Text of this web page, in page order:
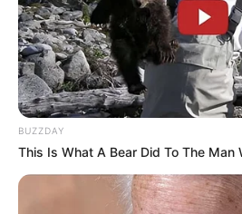
BUZZDAY
This Is What A Bear Did To The Man